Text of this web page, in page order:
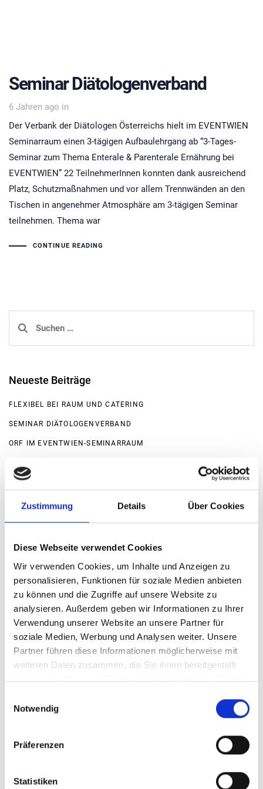
Zustimmung Details Über Cookies
Diese Webseite verwendet Cookies
Wir verwenden Cookies, um Inhalte und Anzeigen zu
personalisieren, Funktionen für soziale Medien anbieten
zu können und die Zugriffe auf unsere Website zu
analysieren. Außerdem geben wir Informationen zu Ihrer
Verwendung unserer Website an unsere Partner für
soziale Medien, Werbung und Analysen weiter. Unsere
Partner führen diese Informationen möglicherweise mit
weiteren Daten zusammen, die Sie ihnen bereitgestellt
haben oder die sie im Rahmen Ihrer Nutzung der Dienste
Notwendig
Präferenzen
Statistiken
Seminar Diätologenverband
6 Jahren ago in
Der Verbank der Diätologen Österreichs hielt im EVENTWIEN
Seminarraum einen 3-tägigen Aufbaulehrgang ab “3-Tages-
Seminar zum Thema Enterale & Parenterale Ernährung bei
EVENTWIEN” 22 TeilnehmerInnen konnten dank ausreichend
Platz, Schutzmaßnahmen und vor allem Trennwänden an den
Tischen in angenehmer Atmosphäre am 3-tägigen Seminar
teilnehmen. Thema war
CONTINUE READING
nach:
Neueste Beiträge
FLEXIBEL BEI RAUM UND CATERING
SEMINAR DIÄTOLOGENVERBAND
ORF IM EVENTWIEN-SEMINARRAUM
WILLKUNST VERNISSAGE
Neueste Kommentare
Archiv
SEPTEMBER 2020
DEZEMBER 2019
OKTOBER 2019
DEZEMBER 2018
NEWS